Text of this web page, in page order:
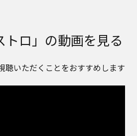
トロ」の動画を見る
聴いただくことをおすすめします